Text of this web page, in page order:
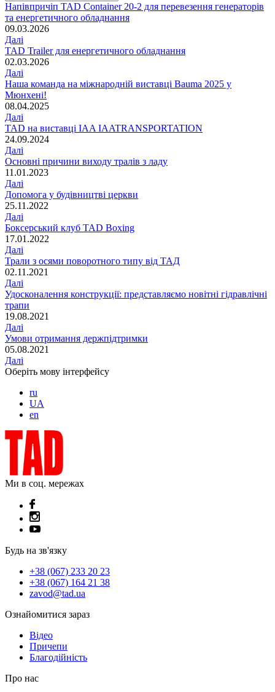
Напівпричіп TAD Container 20-2 для перевезення генераторів
та енергетичного обладнання
09.03.2026
Далі
TAD Trailer для енергетичного обладнання
02.03.2026
Далі
Наша команда на міжнародній виставці Bauma 2025 у
Мюнхені!
08.04.2025
Далі
TAD на виставці IAA IAATRANSPORTATION
24.09.2024
Далі
Основні причини виходу тралів з ладу
11.01.2023
Далі
Допомога у будівництві церкви
25.11.2022
Далі
Боксерський клуб TAD Boxing
17.01.2022
Далі
Трали з осями поворотного типу від ТАД
02.11.2021
Далі
Удосконалення конструкції: представляємо новітні гідравлічні
трапи
19.08.2021
Далі
Умови отримання держпідтримки
05.08.2021
Далі
Оберіть мову інтерфейсу
ru
UA
en
Ми в соц. мережах
Будь на зв'язку
+38 (067) 233 20 23
+38 (067) 164 21 38
zavod@tad.ua
Ознайомитися зараз
Відео
Причепи
Благодійність
Про нас